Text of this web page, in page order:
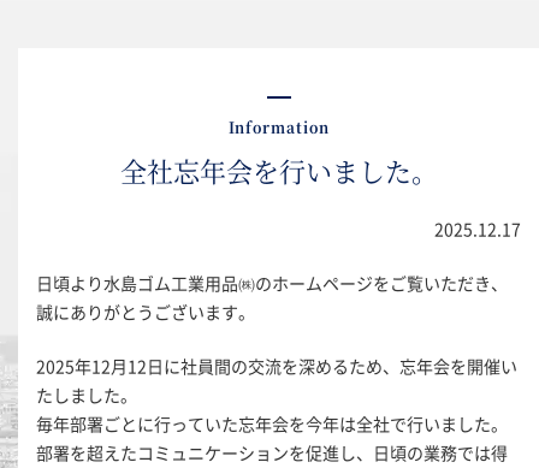
Information
全社忘年会を行いました。
2025.12.17
日頃より水島ゴム工業用品㈱のホームページをご覧いただき、
誠にありがとうございます。
2025年12月12日に社員間の交流を深めるため、忘年会を開催い
たしました。
毎年部署ごとに行っていた忘年会を今年は全社で行いました。
部署を超えたコミュニケーションを促進し、日頃の業務では得